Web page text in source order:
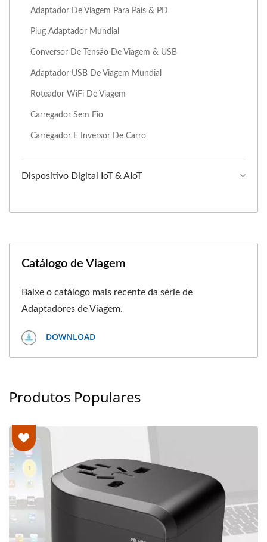
Adaptador De Viagem Para País & PD
Plug Adaptador Mundial
Conversor De Tensão De Viagem & USB
Adaptador USB De Viagem Mundial
Roteador WiFi De Viagem
Carregador Sem Fio
Carregador E Inversor De Carro
Dispositivo Digital IoT & AIoT
Catálogo de Viagem
Baixe o catálogo mais recente da série de
Adaptadores de Viagem.
DOWNLOAD
Produtos Populares